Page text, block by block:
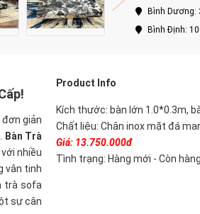
Bình Dương:
Bình Định:
giản
Bàn Trà
nhiều
vân tinh
trà sofa
sự cân
Product Info
Kích thước: bàn lớn 1.0*0.3m,
Chất liệu: Chân inox mặt đá
Giá: 13.750.000đ
Tình trạng: Hàng mới - Còn hàng